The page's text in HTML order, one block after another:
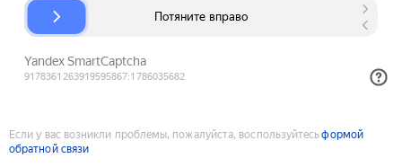
Если у вас возникли проблемы, пожалуйста, воспользуйтесьформой
обратной связи